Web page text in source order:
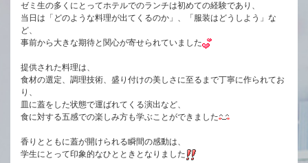
ゼミ生の多くにとってホテルでのランチは初めての経験であり、
当日は「どのような料理が出てくるのか」、「服装はどうしよう」な
ど、
事前から大きな期待と関心が寄せられていました
提供された料理は、
食材の選定、調理技術、盛り付けの美しさに至るまで丁寧に作られてお
り、
皿に蓋をした状態で運ばれてくる演出など、
食に対する五感での楽しみ方も学ぶことができました
香りとともに蓋が開けられる瞬間の感動は、
学生にとって印象的なひとときとなりました